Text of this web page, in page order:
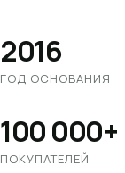
2016
ГОД ОСНОВАНИЯ
100 000+
ПОКУПАТЕЛЕЙ